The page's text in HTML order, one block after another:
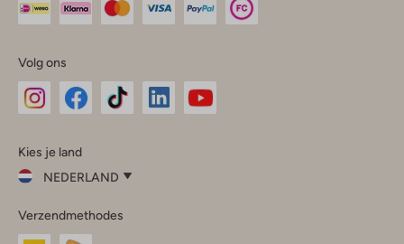
Volg ons
InstagramFacebook
Kies je land
NEDERLAND
je
land
Verzendmethodes